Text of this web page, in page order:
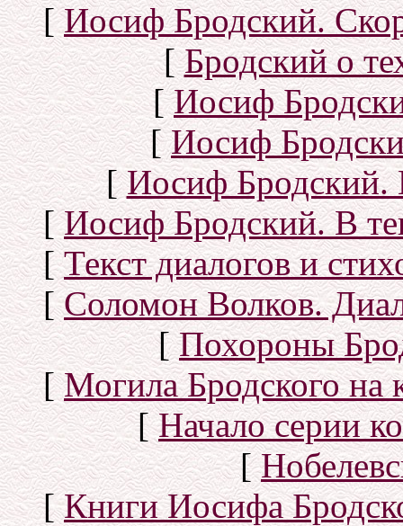
[Иосиф Бродский.
[Бродский о
[Иосиф
[Иосиф
[Иосиф Бродский.
[Иосиф Бродский. В
[Текст диалогов и
[Соломон Волков.
[Похороны
[Могила Бродского
[Начало серии
[
[Книги Иосифа